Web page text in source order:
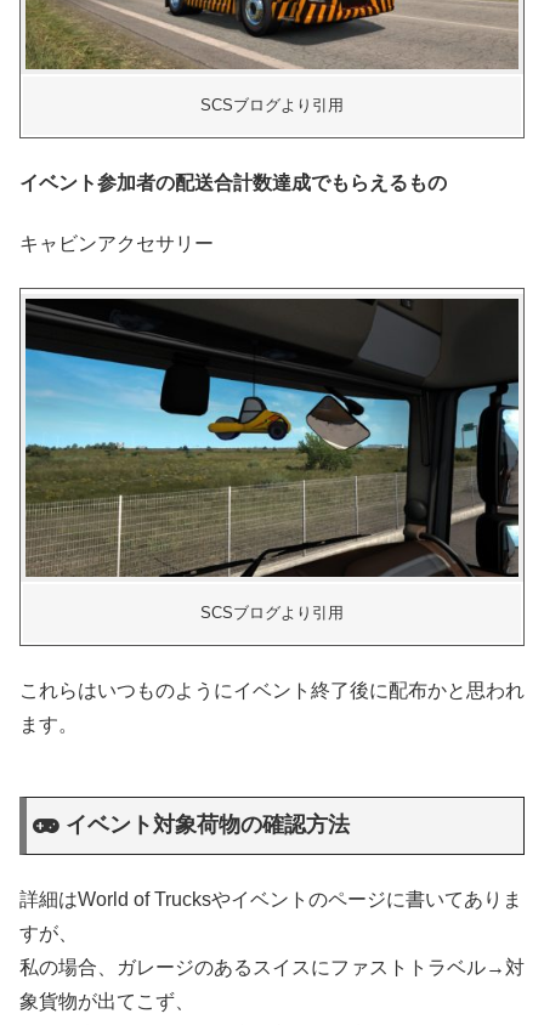
SCSブログより引用
イベント参加者の配送合計数達成でもらえるもの
キャビンアクセサリー
SCSブログより引用
これらはいつものようにイベント終了後に配布かと思われ
ます。
イベント対象荷物の確認方法
詳細はWorld of Trucksやイベントのページに書いてありま
すが、
私の場合、ガレージのあるスイスにファストトラベル→対
象貨物が出てこず、